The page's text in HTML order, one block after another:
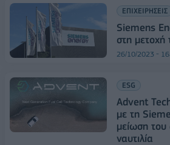
ΕΠΙΧΕΙΡΗΣΕΙΣ
Siemens
στη μετοχή
26/10/2023 -
ESG
Advent
με τη
μείωση
ναυτιλία